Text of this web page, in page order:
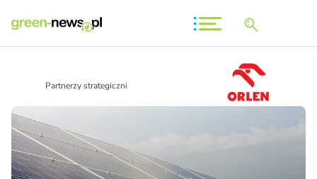
Partnerzy strategiczni